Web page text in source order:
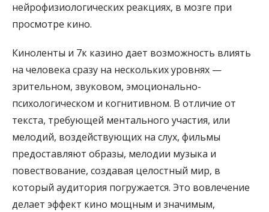
нейрофизиологических реакциях, в мозге при
просмотре кино.
Киноленты и 7к казино дает возможность влиять
на человека сразу на нескольких уровнях —
зрительном, звуковом, эмоционально-
психологическом и когнитивном. В отличие от
текста, требующей ментального участия, или
мелодий, воздействующих на слух, фильмы
предоставляют образы, мелодии музыка и
повествование, создавая целостный мир, в
который аудитория погружается. Это вовлечение
делает эффект кино мощным и значимым,